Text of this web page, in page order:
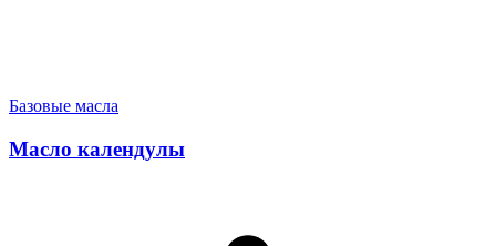
Базовые масла
Масло календулы